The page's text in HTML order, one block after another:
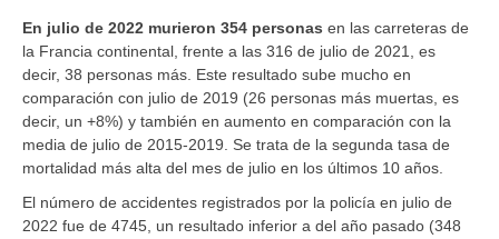
En julio de 2022 murieron 354 personas en las carreteras de
la Francia continental, frente a las 316 de julio de 2021, es
decir, 38 personas más. Este resultado sube mucho en
comparación con julio de 2019 (26 personas más muertas, es
decir, un +8%) y también en aumento en comparación con la
media de julio de 2015-2019. Se trata de la segunda tasa de
mortalidad más alta del mes de julio en los últimos 10 años.
El número de accidentes registrados por la policía en julio de
2022 fue de 4745, un resultado inferior a del año pasado (348